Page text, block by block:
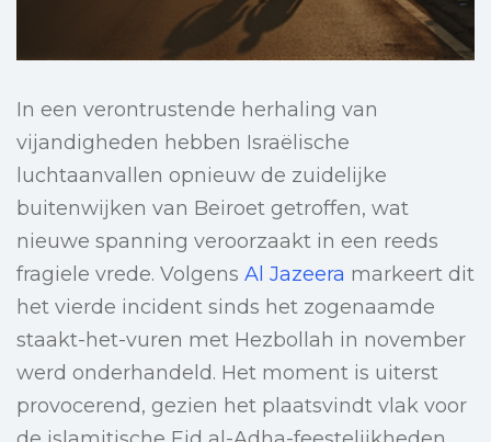
In een verontrustende herhaling van
vijandigheden hebben Israëlische
luchtaanvallen opnieuw de zuidelijke
buitenwijken van Beiroet getroffen, wat
nieuwe spanning veroorzaakt in een reeds
fragiele vrede. Volgens Al Jazeera markeert dit
het vierde incident sinds het zogenaamde
staakt-het-vuren met Hezbollah in november
werd onderhandeld. Het moment is uiterst
provocerend, gezien het plaatsvindt vlak voor